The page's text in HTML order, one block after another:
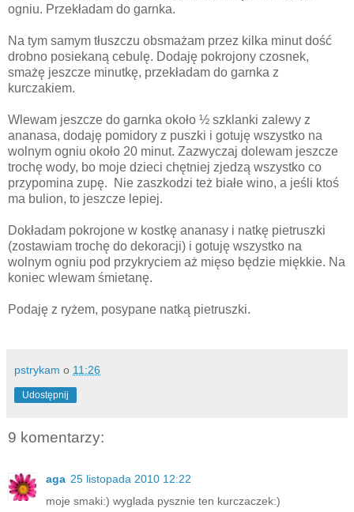
ogniu. Przekładam do garnka.
Na tym samym tłuszczu obsmażam przez kilka minut dość
drobno posiekaną cebulę. Dodaję pokrojony czosnek,
smażę jeszcze minutkę, przekładam do garnka z
kurczakiem.
Wlewam jeszcze do garnka około ½ szklanki zalewy z
ananasa, dodaję pomidory z puszki i gotuję wszystko na
wolnym ogniu około 20 minut. Zazwyczaj dolewam jeszcze
trochę wody, bo moje dzieci chętniej zjedzą wszystko co
przypomina zupę. Nie zaszkodzi też białe wino, a jeśli ktoś
ma bulion, to jeszcze lepiej.
Dokładam pokrojone w kostkę ananasy i natkę pietruszki
(zostawiam trochę do dekoracji) i gotuję wszystko na
wolnym ogniu pod przykryciem aż mięso będzie miękkie. Na
koniec wlewam śmietanę.
Podaję z ryżem, posypane natką pietruszki.
pstrykam o 11:26
Udostępnij
9 komentarzy:
aga 25 listopada 2010 12:22
moje smaki:) wyglada pysznie ten kurczaczek:)